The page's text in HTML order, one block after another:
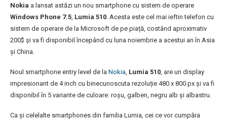
Nokia a lansat astăzi un nou smartphone cu sistem de operare
Windows Phone 7.5, Lumia 510. Acesta este cel mai ieftin telefon cu
sistem de operare de la Microsoft de pe piață, costând aproximativ
200$ și va fi disponibil începând cu luna noiembrie a acestui an în Asia
și China.
Noul smartphone entry level de la Nokia, Lumia 510, are un display
impresionant de 4 inch cu binecunoscuta rezoluție 480 x 800 px și va fi
disponibil în 5 variante de culoare: roșu, galben, negru alb și albastru.
Ca și celelalte smartphones din familia Lumia, cei ce vor cumpăra